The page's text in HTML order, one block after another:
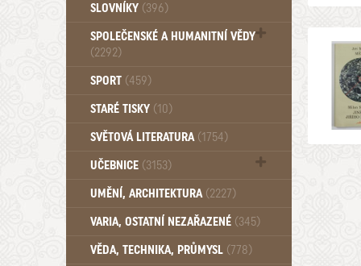
SLOVNÍKY (396)
SPOLEČENSKÉ A HUMANITNÍ VĚDY
(2292)
Pedagogika (191)
Psychologie a osobní rozvoj (761)
SPORT (459)
STARÉ TISKY (10)
SVĚTOVÁ LITERATURA (1754)
UČEBNICE (3153)
Učebnice - Jazykové (1297)
Učebnice - VŠ (259)
Učebnice - ZŠ (556)
Učebnice - Ostatní (499)
UMĚNÍ, ARCHITEKTURA (2227)
VARIA, OSTATNÍ NEZAŘAZENÉ (345)
VĚDA, TECHNIKA, PRŮMYSL (778)